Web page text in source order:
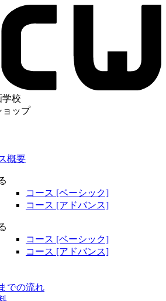
学校
ョップ
概要
コース [ベーシック]
コース [アドバンス]
コース [ベーシック]
コース [アドバンス]
での流れ